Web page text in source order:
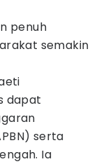
penuh
semakin
dapat
serta
Ia